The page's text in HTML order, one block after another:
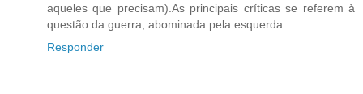
aqueles que precisam).As principais críticas se referem à
questão da guerra, abominada pela esquerda.
Responder